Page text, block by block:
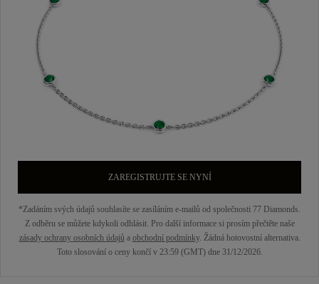
ZAREGISTRUJTE SE NYNÍ
*Zadáním svých údajů souhlasíte se zasíláním e-mailů od společnosti 77 Diamonds.
Z odběru se můžete kdykoli odhlásit. Pro další informace si prosím přečtěte naše
zásady ochrany osobních údajůa obchodní podmínky. Žádná hotovostní alternativa.
Toto slosování o ceny končí v 23:59 (GMT) dne 31/12/2026.